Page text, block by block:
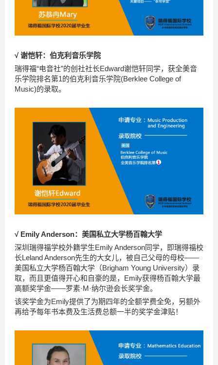
√ 谢恺轩：伯克利音乐学院
瑞得福“电音社”的创社社长Edward谢恺轩同学，获全美音
乐学院排名第1的伯克利音乐学院(Berklee College of
Music)的录取。
√ Emily Anderson：美国私立大学杨百翰大学
深圳瑞得福学校外籍学生Emily Anderson同学，即瑞得福校
长Leland Anderson先生的大女儿，被自己父母的母校——
美国私立大学杨百翰大学（Brigham Young University）录
取，而且更值得开心和自豪的是，Emily获得杨百翰大学最
高额奖学金——罗素·M·纳尔逊会长奖学金。
该奖学金为Emily提供了为期四年的全额学费全免，另额外
再给予每年书本费及生活费总额一半的奖学金津贴！